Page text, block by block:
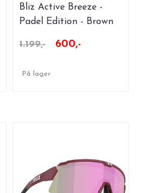
Bliz Active Breeze -
Padel Edition - Brown
1.199,-
600,-
På lager